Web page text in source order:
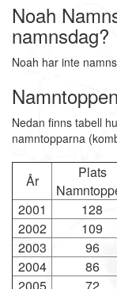
Noah
namnsdag?
Noah har inte
Nedan finns tabell
namntopparna
År
Plats
2001
128
2002
109
2003
96
2004
86